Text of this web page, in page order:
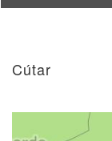
Cútar